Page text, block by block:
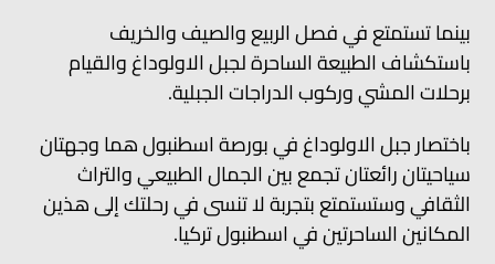
بينما تستمتع في فصل الربيع والصيف والخريف
باستكشاف الطبيعة الساحرة لجبل الاولوداغ والقيام
برحلات المشي وركوب الدراجات الجبلية.
باختصار جبل الاولوداغ في بورصة اسطنبول هما وجهتان
سياحيتان رائعتان تجمع بين الجمال الطبيعي والتراث
الثقافي وستستمتع بتجربة لا تنسى في رحلتك إلى هذين
المكانين الساحرتين في اسطنبول تركيا.